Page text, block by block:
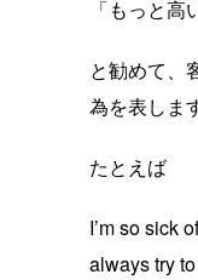
「もっと高
と勧めて、
為を表しま
たとえば
I’m so sick
always try